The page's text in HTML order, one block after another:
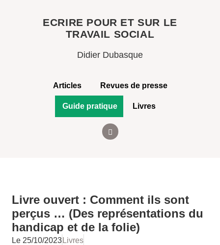
ECRIRE POUR ET SUR LE
TRAVAIL SOCIAL
Didier Dubasque
Articles Revues de presse
Guide pratique Livres
Livre ouvert : Comment ils sont
perçus … (Des représentations du
handicap et de la folie)
Le 25/10/2023 Livres